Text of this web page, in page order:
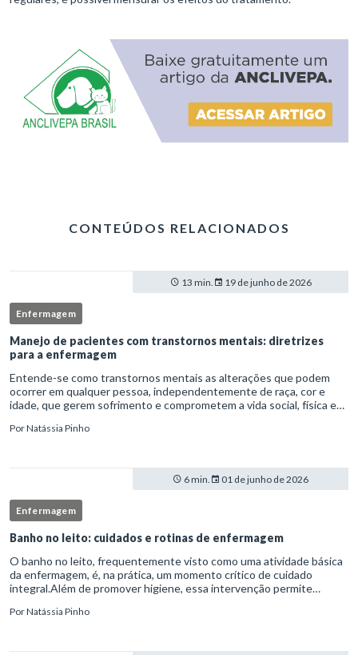
CONTEÚDOS RELACIONADOS
13 min. 19 de junho de 2026
Enfermagem
Manejo de pacientes com transtornos mentais: diretrizes
para a enfermagem
Entende-se como transtornos mentais as alterações que podem
ocorrer em qualquer pessoa, independentemente de raça, cor e
idade, que gerem sofrimento e comprometem a vida social, física e
PorNatássia Pinho
6 min. 01 de junho de 2026
Enfermagem
Banho no leito: cuidados e rotinas de enfermagem
O banho no leito, frequentemente visto como uma atividade básica
da enfermagem, é, na prática, um momento crítico de cuidado
integral.Além de promover higiene, essa intervenção permite
PorNatássia Pinho